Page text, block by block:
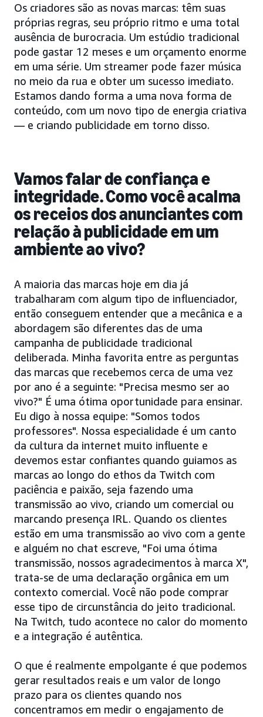
Os criadores são as novas marcas: têm suas
próprias regras, seu próprio ritmo e uma total
ausência de burocracia. Um estúdio tradicional
pode gastar 12 meses e um orçamento enorme
em uma série. Um streamer pode fazer música
no meio da rua e obter um sucesso imediato.
Estamos dando forma a uma nova forma de
conteúdo, com um novo tipo de energia criativa
— e criando publicidade em torno disso.
Vamos falar de confiança e
integridade. Como você acalma
os receios dos anunciantes com
relação à publicidade em um
ambiente ao vivo?
A maioria das marcas hoje em dia já
trabalharam com algum tipo de influenciador,
então conseguem entender que a mecânica e a
abordagem são diferentes das de uma
campanha de publicidade tradicional
deliberada. Minha favorita entre as perguntas
das marcas que recebemos cerca de uma vez
por ano é a seguinte: "Precisa mesmo ser ao
vivo?" É uma ótima oportunidade para ensinar.
Eu digo à nossa equipe: "Somos todos
professores". Nossa especialidade é um canto
da cultura da internet muito influente e
devemos estar confiantes quando guiamos as
marcas ao longo do ethos da Twitch com
paciência e paixão, seja fazendo uma
transmissão ao vivo, criando um comercial ou
marcando presença IRL. Quando os clientes
estão em uma transmissão ao vivo com a gente
e alguém no chat escreve, "Foi uma ótima
transmissão, nossos agradecimentos à marca X",
trata-se de uma declaração orgânica em um
contexto comercial. Você não pode comprar
esse tipo de circunstância do jeito tradicional.
Na Twitch, tudo acontece no calor do momento
e a integração é autêntica.
O que é realmente empolgante é que podemos
gerar resultados reais e um valor de longo
prazo para os clientes quando nos
concentramos em medir o engajamento de